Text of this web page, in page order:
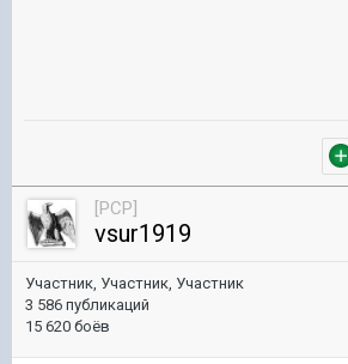
[PCP]
vsur1919
Участник, Участник, Участник
3 586 публикаций
15 620 боёв